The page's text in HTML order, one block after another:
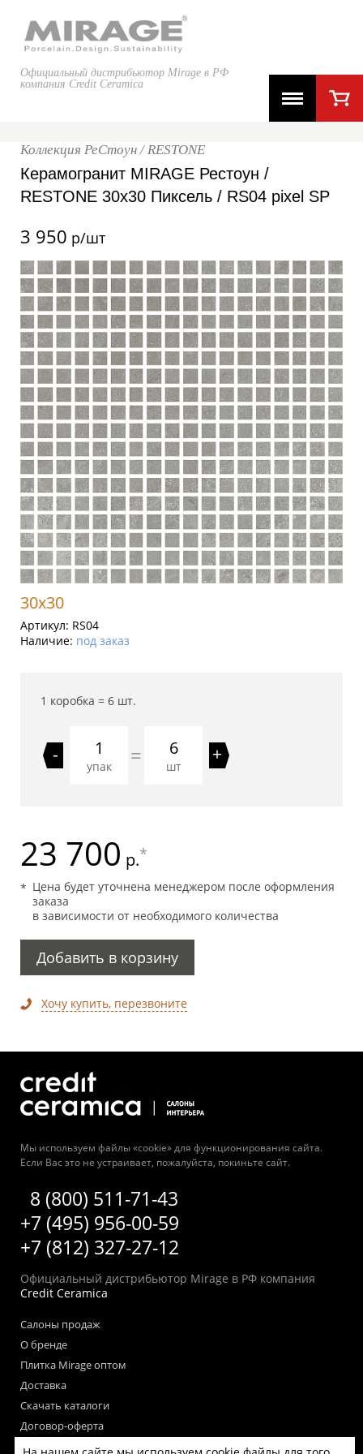
Официальный дистрибьютор Mirage в РФ
компания Credit Ceramica
Коллекция РеСтоун / RESTONE
Керамогранит MIRAGE Рестоун /
RESTONE 30x30 Пиксель / RS04 pixel SP
3 950 р/шт
30x30
Артикул: RS04
Наличие: под заказ
1 коробка = 6 шт.
-
упак = 6
шт
+
23 700 р.*
Цена будет уточнена менеджером после оформления
заказа
в зависимости от необходимого количества
Добавить в корзину
Хочу купить, перезвоните
Мы используем файлы «cookie» для функционирования сайта.
Если Вас это не устраивает, пожалуйста, покиньте сайт.
8 (800) 511-71-43
+7 (495) 956-00-59
+7 (812) 327-27-12
Официальный дистрибьютор Mirage в РФ компания
Credit Ceramica
Салоны продаж
О бренде
Плитка Mirage оптом
Доставка
Скачать каталоги
Договор-оферта
Пользовательское соглашение